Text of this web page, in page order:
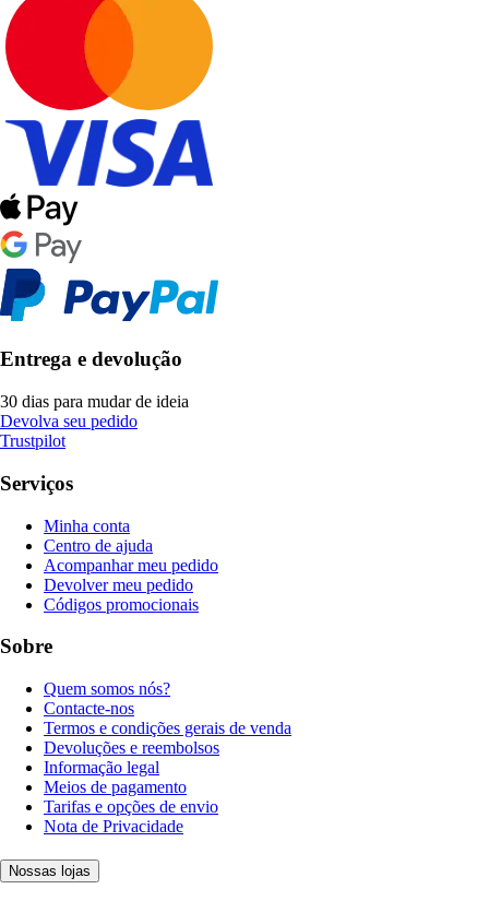
Entrega e devolução
30 dias para mudar de ideia
Devolva seu pedido
Trustpilot
Serviços
Minha conta
Centro de ajuda
Acompanhar meu pedido
Devolver meu pedido
Códigos promocionais
Sobre
Quem somos nós?
Contacte-nos
Termos e condições gerais de venda
Devoluções e reembolsos
Informação legal
Meios de pagamento
Tarifas e opções de envio
Nota de Privacidade
Nossas lojas